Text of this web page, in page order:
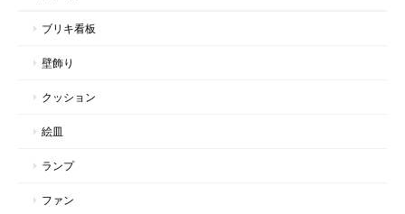
ブリキ看板
壁飾り
クッション
絵皿
ランプ
ファン